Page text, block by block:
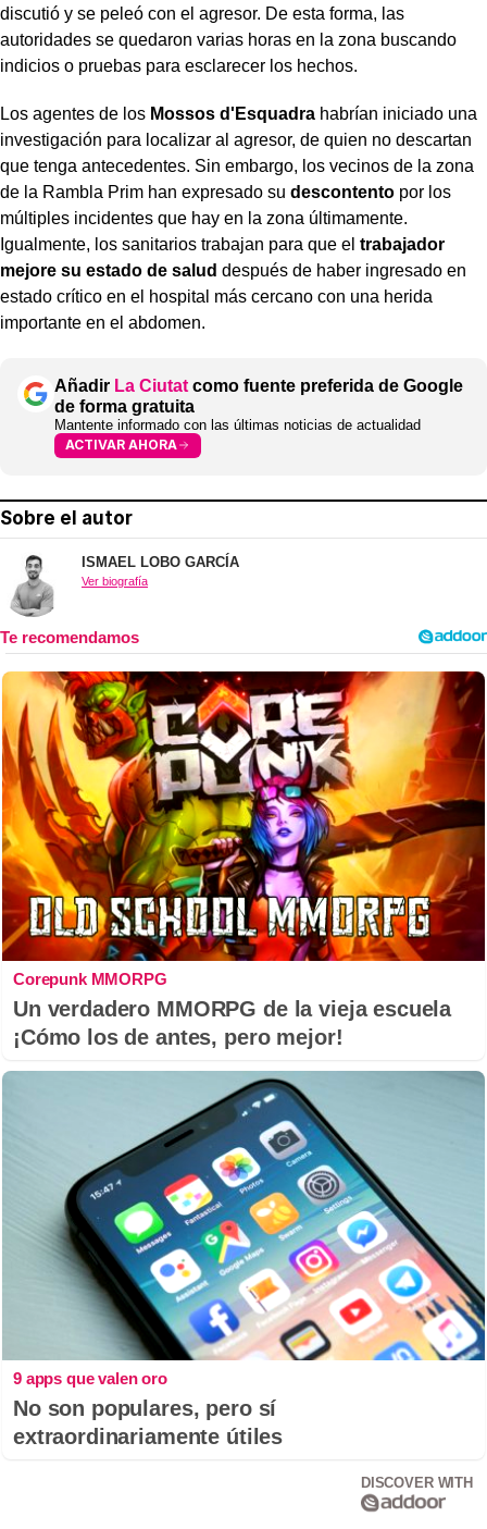
discutió y se peleó con el agresor. De esta forma, las
autoridades se quedaron varias horas en la zona buscando
indicios o pruebas para esclarecer los hechos.
Los agentes de los Mossos d'Esquadra habrían iniciado una
investigación para localizar al agresor, de quien no descartan
que tenga antecedentes. Sin embargo, los vecinos de la zona
de la Rambla Prim han expresado su descontento por los
múltiples incidentes que hay en la zona últimamente.
Igualmente, los sanitarios trabajan para que el trabajador
mejore su estado de salud después de haber ingresado en
estado crítico en el hospital más cercano con una herida
importante en el abdomen.
Añadir La Ciutat como fuente preferida de Google
de forma gratuita
Mantente informado con las últimas noticias de actualidad
ACTIVAR AHORA
Sobre el autor
ISMAEL LOBO GARCÍA
Ver biografía
Corepunk MMORPG
Un verdadero MMORPG de la vieja escuela
¡Cómo los de antes, pero mejor!
9 apps que valen oro
No son populares, pero sí
extraordinariamente útiles
DISCOVER WITH